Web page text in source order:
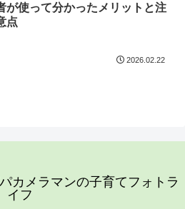
が使って分かったメリットと注
点
2026.02.22
カメラマンの子育てフォトラ
イフ